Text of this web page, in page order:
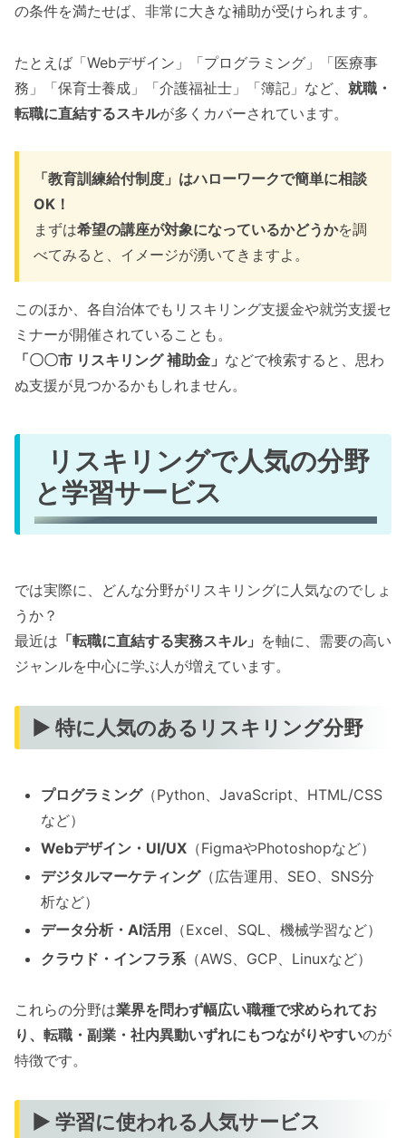
の条件を満たせば、非常に大きな補助が受けられます。
たとえば「Webデザイン」「プログラミング」「医療事
務」「保育士養成」「介護福祉士」「簿記」など、 就職・
転職に直結するスキルが多くカバーされています。
「教育訓練給付制度」はハローワークで簡単に相談
OK！
まずは希望の講座が対象になっているかどうかを調
べてみると、イメージが湧いてきますよ。
このほか、各自治体でもリスキリング支援金や就労支援セ
ミナーが開催されていることも。
「〇〇市 リスキリング 補助金」 などで検索すると、思わ
ぬ支援が見つかるかもしれません。
リスキリングで人気の分野
と学習サービス
では実際に、どんな分野がリスキリングに人気なのでしょ
うか？
最近は 「転職に直結する実務スキル」 を軸に、需要の高い
ジャンルを中心に学ぶ人が増えています。
▶ 特に人気のあるリスキリング分野
プログラミング（Python、JavaScript、HTML/CSS
など）
Webデザイン・UI/UX （FigmaやPhotoshopなど）
デジタルマーケティング（広告運用、SEO、SNS分
析など）
データ分析・AI活用
（Excel、SQL、機械学習など）
クラウド・インフラ系 （AWS、GCP、Linuxなど）
これらの分野は業界を問わず幅広い職種で求められてお
り、転職・副業・社内異動いずれにもつながりやすいのが
特徴です。
▶ 学習に使われる人気サービス